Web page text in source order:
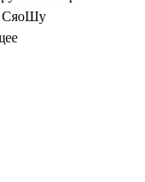
СяоШу